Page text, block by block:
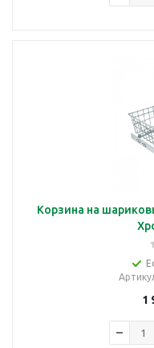
Корзина на
1